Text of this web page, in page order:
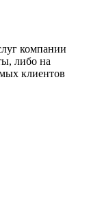
компании
либо на
клиентов